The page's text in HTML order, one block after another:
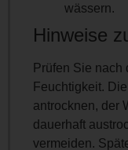
wässern.
Hinweise
Prüfen Sie
Feuchtigkeit.
antrocknen, der
dauerhaft
vermeiden.